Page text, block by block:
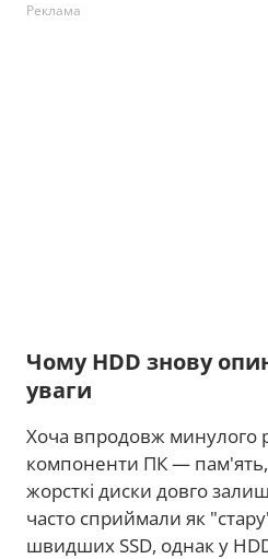
Реклама
Чому HDD знову
уваги
Хоча впродовж минулого
компоненти ПК — пам'ять,
жорсткі диски довго
часто сприймали як
швидших SSD, однак у